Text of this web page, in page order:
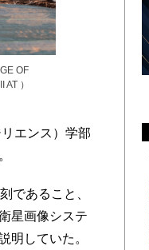
OF
）
エンス）学部
であること、
星画像システ
明していた。